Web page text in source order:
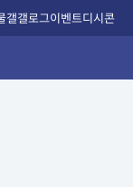
갤갤로그이벤트디시콘